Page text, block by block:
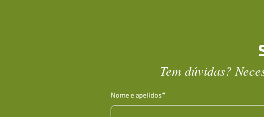
Tem dúvidas?
Nome e apelidos*